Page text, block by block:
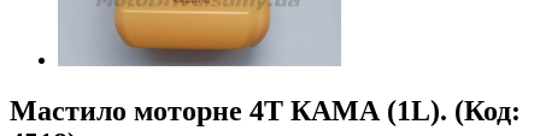
Мастило моторне 4Т КАМА (1L). (Код: